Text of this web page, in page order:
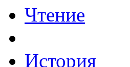
Чтение
История